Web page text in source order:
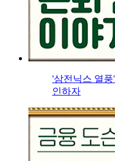
'삼전닉스 열
인하자